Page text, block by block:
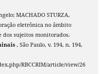
MACHADO STURZA,
eletrônica no âmbito
dos sujeitos monitorados.
, São Paulo, v. 194, n. 194,
RBCCRIM/article/view/26